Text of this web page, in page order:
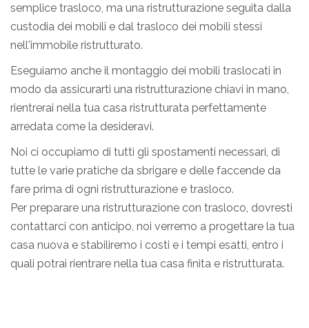
semplice trasloco, ma una ristrutturazione seguita dalla
custodia dei mobili e dal trasloco dei mobili stessi
nell'immobile ristrutturato.
Eseguiamo anche il montaggio dei mobili traslocati in
modo da assicurarti una ristrutturazione chiavi in mano,
rientrerai nella tua casa ristrutturata perfettamente
arredata come la desideravi.
Noi ci occupiamo di tutti gli spostamenti necessari, di
tutte le varie pratiche da sbrigare e delle faccende da
fare prima di ogni ristrutturazione e trasloco.
Per preparare una ristrutturazione con trasloco, dovresti
contattarci con anticipo, noi verremo a progettare la tua
casa nuova e stabiliremo i costi e i tempi esatti, entro i
quali potrai rientrare nella tua casa finita e ristrutturata.